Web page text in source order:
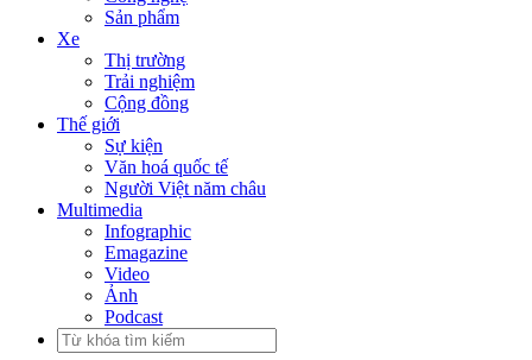
Sản phẩm
Xe
Thị trường
Trải nghiệm
Cộng đồng
Thế giới
Sự kiện
Văn hoá quốc tế
Người Việt năm châu
Multimedia
Infographic
Emagazine
Video
Ảnh
Podcast